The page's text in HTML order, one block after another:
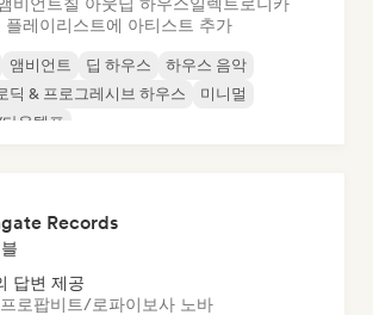
플레이리스트에 아티스트 추가
앰비언트 딥 하우스
하우스 음악
딕 & 프로그레시브 하우스
미니멀
운템포
Records
답변 제공
로팝비트/로파이 보사 노바